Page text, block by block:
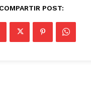
COMPARTIR POST: